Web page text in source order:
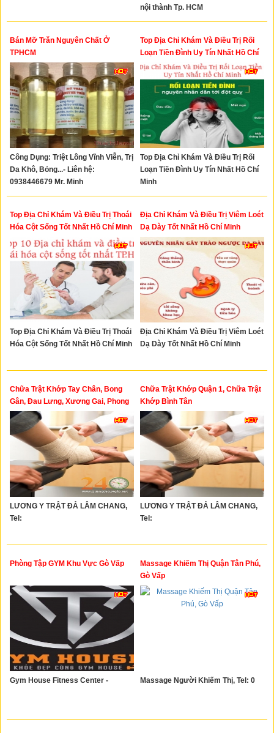
nội thành Tp. HCM
Bán Mỡ Trăn Nguyên Chất Ở
TPHCM
Công Dụng: Triệt Lông Vĩnh Viễn, Trị
Da Khô, Bỏng...- Liên hệ:
0938446679 Mr. Minh
Top Địa Chỉ Khám Và Điều Trị Rối
Loạn Tiền Đình Uy Tín Nhất Hồ Chí
Minh
Top Địa Chỉ Khám Và Điều Trị Rối
Loạn Tiền Đình Uy Tín Nhất Hồ Chí
Minh
Top Địa Chỉ Khám Và Điều Trị Thoái
Hóa Cột Sống Tốt Nhất Hồ Chí Minh
Top Địa Chỉ Khám Và Điều Trị Thoái
Hóa Cột Sống Tốt Nhất Hồ Chí Minh
Địa Chỉ Khám Và Điều Trị Viêm Loét
Dạ Dày Tốt Nhất Hồ Chí Minh
Địa Chỉ Khám Và Điều Trị Viêm Loét
Dạ Dày Tốt Nhất Hồ Chí Minh
Chữa Trật Khớp Tay Chân, Bong
Gân, Đau Lưng, Xương Gai, Phong
Thấp
LƯƠNG Y TRẬT ĐẢ LÂM CHANG,
Tel:
Chữa Trật Khớp Quận 1, Chữa Trật
Khớp Bình Tân
LƯƠNG Y TRẬT ĐẢ LÂM CHANG,
Tel:
Phòng Tập GYM Khu Vực Gò Vấp
Gym House Fitness Center -
Massage Khiếm Thị Quận Tân Phú,
Gò Vấp
Massage Người Khiếm Thị, Tel: 0